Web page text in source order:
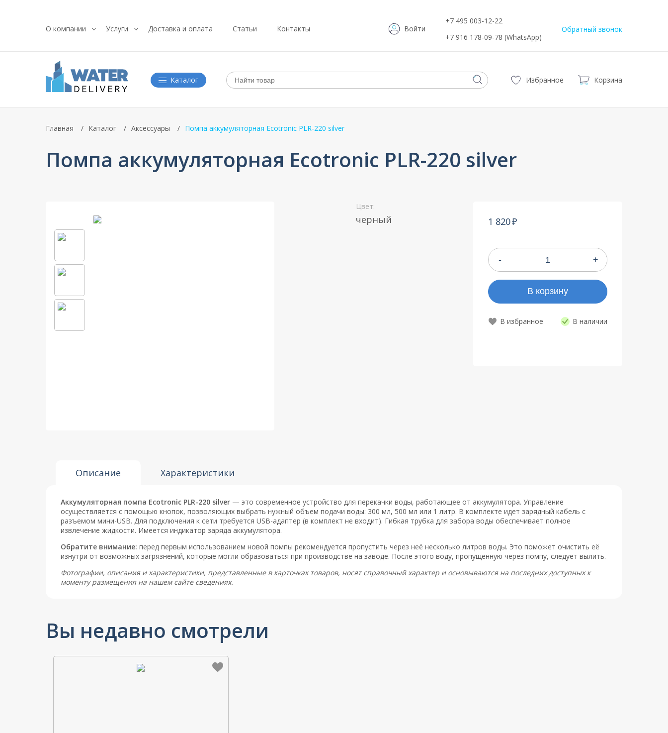
О компании Услуги Доставка и оплата Статьи Контакты Войти
+7 495 003-12-22
+7 916 178-09-78 (WhatsApp)
Обратный звонок
Каталог Избранное Корзина
Главная Каталог Аксессуары Помпа аккумуляторная Ecotronic PLR-220 silver
Помпа аккумуляторная Ecotronic PLR-220 silver
Цвет:
черный 1 820
- +
В корзину
В наличии
Описание Характеристики
Аккумуляторная помпа Ecotronic PLR-220 silver — это современное устройство для перекачки воды, работающее от аккумулятора. Управление
осуществляется с помощью кнопок, позволяющих выбрать нужный объем подачи воды: 300 мл, 500 мл или 1 литр. В комплекте идет зарядный кабель с
разъемом мини-USB. Для подключения к сети требуется USB-адаптер (в комплект не входит). Гибкая трубка для забора воды обеспечивает полное
извлечение жидкости. Имеется индикатор заряда аккумулятора.
Обратите внимание: перед первым использованием новой помпы рекомендуется пропустить через неё несколько литров воды. Это поможет очистить её
изнутри от возможных загрязнений, которые могли образоваться при производстве на заводе. После этого воду, пропущенную через помпу, следует вылить.
Фотографии, описания и характеристики, представленные в карточках товаров, носят справочный характер и основываются на последних доступных к
моменту размещения на нашем сайте сведениях.